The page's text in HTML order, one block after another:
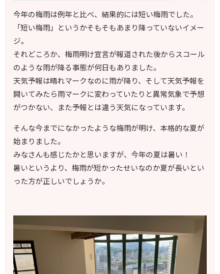
今年の梅雨は例年と比べ、結果的には短い梅雨でした。
「短い梅雨」というかそもそもあまり降っていないイメー
ジ。
それどころか、梅雨明け宣言が報道された後からスコール
のような雨が降る事態が何日もありました。
天気予報は晴れマークなのに雨が降り、そして天気予報を
開いてみたら雨マークに変わっていたりと異常気象で予想
がつかない、また予報とは違う天気になっています。
そんな今までになかったような梅雨が明け、本格的な夏が
始まりました。
みなさんも感じたかと思いますが、今年の夏は暑い！
暑いというより、梅雨が短かったせいなのか夏が長いとい
った方が正しいでしょうか。